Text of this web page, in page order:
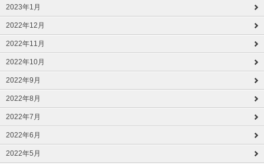
2023年1月
2022年12月
2022年11月
2022年10月
2022年9月
2022年8月
2022年7月
2022年6月
2022年5月